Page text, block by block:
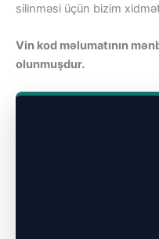
silinməsi üçün bizim
Vin kod məlumatının
olunmuşdur.